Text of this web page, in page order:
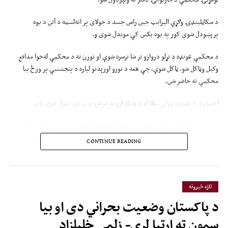
د سکاټلینډۍ وګړې الیزابټ جین راس جسد د جولای پر اته‌لسمه د آتن د یوه
پرېښودل شوي کور په یوه بکس کې موندل شوی و.
د محکمې غونډه د تړلو دروازو تر شا ترسره شوې او تورن ته د محکمې له‌خوا مدافع
وکیل وټاکل شو. ټاکل شوې، چې هغه د نورو اورېدنو لپاره د پنجشنبې پر ورځ بیا
محکمې ته حاضر شي.
احمدزی د عمدي وژنې، غلا او د وسلو اړوند سرغړونو پر تور نیول شوی دی.
وروسته څارنوالۍ پرې د عمدي وژنې او غلا تورونه هم ولګول.
پولیسو ویلي، تورن منلې، چې د راس جسد یې لېږدولی؛ خو د هغې وژنه ردوي.
د پولیسو د څرګندونو له مخې، څېړونکو هغه مهال تورن وپېژاند، چې د هغې
CONTINUE READING
تازه خبرونه
د پاکستان وضعیت بحراني دی او بیا